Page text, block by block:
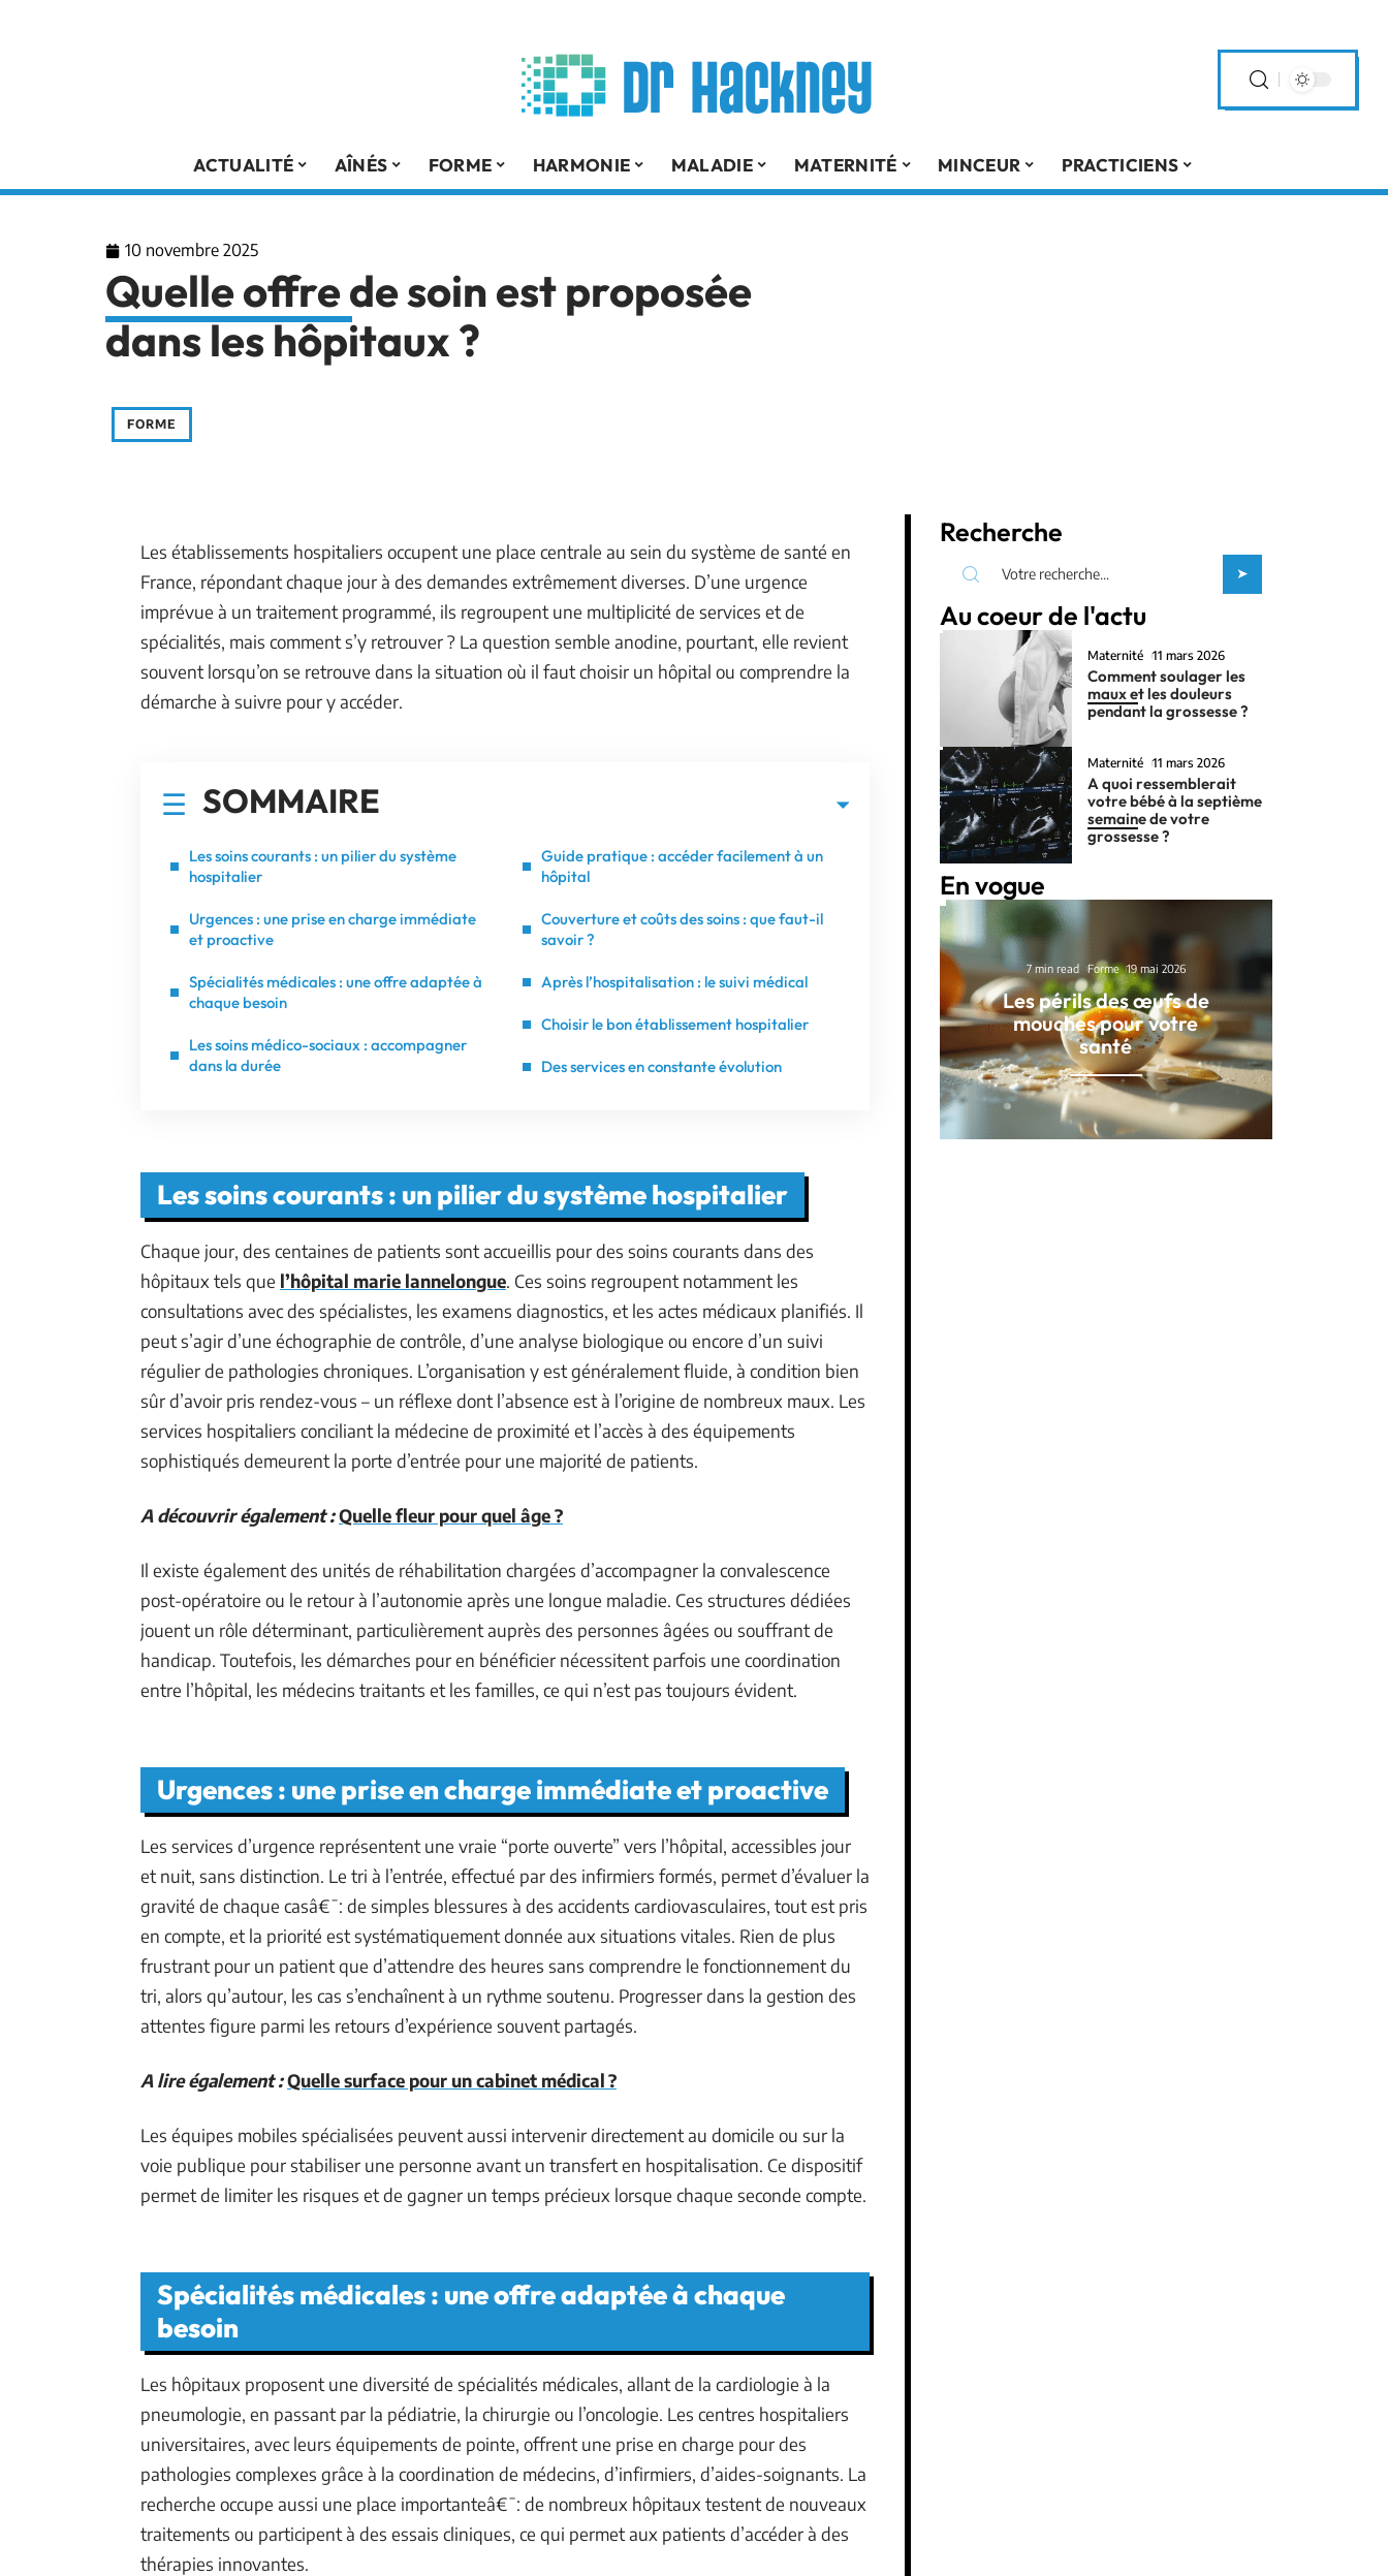
ACTUALITÉ AÎNÉS FORME HARMONIE MALADIE MATERNITÉ MINCEUR PRACTICIENS
10 novembre 2025
Quelle offre de soin est proposée
dans les hôpitaux ?
FORME
Les établissements hospitaliers occupent une place centrale au sein du système de santé en
France, répondant chaque jour à des demandes extrêmement diverses. D’une urgence
imprévue à un traitement programmé, ils regroupent une multiplicité de services et de
spécialités, mais comment s’y retrouver ? La question semble anodine, pourtant, elle revient
souvent lorsqu’on se retrouve dans la situation où il faut choisir un hôpital ou comprendre la
démarche à suivre pour y accéder.
SOMMAIRE
Les soins courants : un pilier du système
hospitalier
Urgences : une prise en charge immédiate
et proactive
Spécialités médicales : une offre adaptée à
chaque besoin
Les soins médico-sociaux : accompagner
dans la durée
Guide pratique : accéder facilement à un
hôpital
Couverture et coûts des soins : que faut-il
savoir ?
Après l’hospitalisation : le suivi médical
Choisir le bon établissement hospitalier
Des services en constante évolution
Les soins courants : un pilier du système hospitalier
Chaque jour, des centaines de patients sont accueillis pour des soins courants dans des
hôpitaux tels que l’hôpital marie lannelongue. Ces soins regroupent notamment les
consultations avec des spécialistes, les examens diagnostics, et les actes médicaux planifiés. Il
peut s’agir d’une échographie de contrôle, d’une analyse biologique ou encore d’un suivi
régulier de pathologies chroniques. L’organisation y est généralement fluide, à condition bien
sûr d’avoir pris rendez-vous – un réflexe dont l’absence est à l’origine de nombreux maux. Les
services hospitaliers conciliant la médecine de proximité et l’accès à des équipements
sophistiqués demeurent la porte d’entrée pour une majorité de patients.
A découvrir également :Quelle fleur pour quel âge ?
Il existe également des unités de réhabilitation chargées d’accompagner la convalescence
post-opératoire ou le retour à l’autonomie après une longue maladie. Ces structures dédiées
jouent un rôle déterminant, particulièrement auprès des personnes âgées ou souffrant de
handicap. Toutefois, les démarches pour en bénéficier nécessitent parfois une coordination
entre l’hôpital, les médecins traitants et les familles, ce qui n’est pas toujours évident.
Urgences : une prise en charge immédiate et proactive
Les services d’urgence représentent une vraie “porte ouverte” vers l’hôpital, accessibles jour
et nuit, sans distinction. Le tri à l’entrée, effectué par des infirmiers formés, permet d’évaluer la
gravité de chaque casâ€¯: de simples blessures à des accidents cardiovasculaires, tout est pris
en compte, et la priorité est systématiquement donnée aux situations vitales. Rien de plus
frustrant pour un patient que d’attendre des heures sans comprendre le fonctionnement du
tri, alors qu’autour, les cas s’enchaînent à un rythme soutenu. Progresser dans la gestion des
attentes figure parmi les retours d’expérience souvent partagés.
A lire également :Quelle surface pour un cabinet médical ?
Les équipes mobiles spécialisées peuvent aussi intervenir directement au domicile ou sur la
voie publique pour stabiliser une personne avant un transfert en hospitalisation. Ce dispositif
permet de limiter les risques et de gagner un temps précieux lorsque chaque seconde compte.
Spécialités médicales : une offre adaptée à chaque
besoin
Les hôpitaux proposent une diversité de spécialités médicales, allant de la cardiologie à la
pneumologie, en passant par la pédiatrie, la chirurgie ou l’oncologie. Les centres hospitaliers
universitaires, avec leurs équipements de pointe, offrent une prise en charge pour des
pathologies complexes grâce à la coordination de médecins, d’infirmiers, d’aides-soignants. La
recherche occupe aussi une place importanteâ€¯: de nombreux hôpitaux testent de nouveaux
traitements ou participent à des essais cliniques, ce qui permet aux patients d’accéder à des
thérapies innovantes.
Recherche
Au coeur de l'actu
Maternité 11 mars 2026
Comment soulager les
maux et les douleurs
pendant la grossesse ?
Maternité 11 mars 2026
A quoi ressemblerait
votre bébé à la septième
semaine de votre
grossesse ?
En vogue
7 min read Forme 19 mai 2026
Les périls des œufs de
mouches pour votre
santé